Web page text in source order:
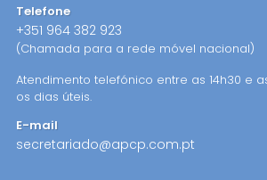
Telefone
+351 964 382 923
(Chamada para a rede móvel nacional)
Atendimento telefónico entre as 14h30 e
os dias úteis.
E-mail
secretariado@apcp.com.pt